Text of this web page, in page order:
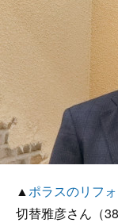
▲ポラスのリフ
切替雅彦さん（38